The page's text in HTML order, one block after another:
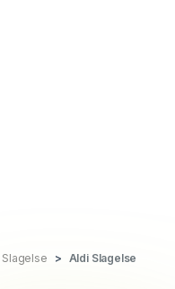
Slagelse Aldi Slagelse